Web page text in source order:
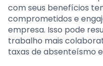
com seus benefícios
comprometidos e
empresa. Isso pode
trabalho mais
taxas de absenteísmo